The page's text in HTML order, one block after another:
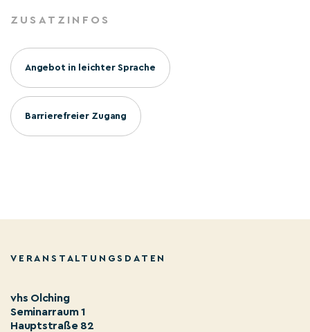
ZUSATZINFOS
Angebot in leichter Sprache
Barrierefreier Zugang
VERANSTALTUNGSDATEN
vhs Olching
Seminarraum 1
Hauptstraße 82